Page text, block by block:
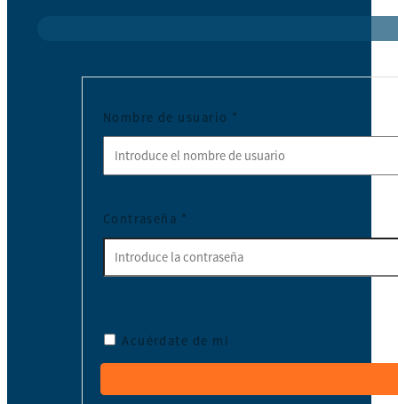
Nombre de usuario *
Contraseña *
Acuérdate de mí